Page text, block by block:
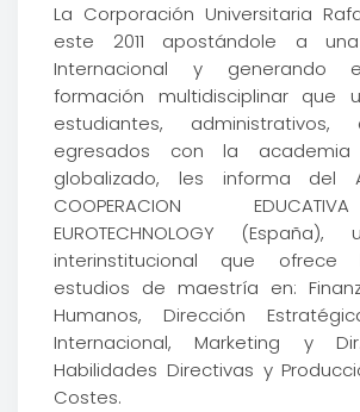
La Corporación Universitaria
este 2011 apostándole a una
Internacional y generando
formación multidisciplinar que
estudiantes,
egresados con la
globalizado, les informa del
COOPERACION
EUROTECHNOLOGY
interinstitucional que ofrece
estudios de maestría en:
Humanos, Dirección
Internacional, Marketing y
Habilidades Directivas y
Costes.